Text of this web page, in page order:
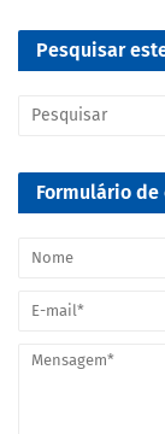
Pesquisar
Formulário